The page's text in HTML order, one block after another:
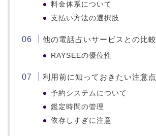
料金体系について
支払い方法の選択肢
他の電話占いサービスとの比較
RAYSEEの優位性
利用前に知っておきたい注意点
予約システムについて
鑑定時間の管理
依存しすぎに注意